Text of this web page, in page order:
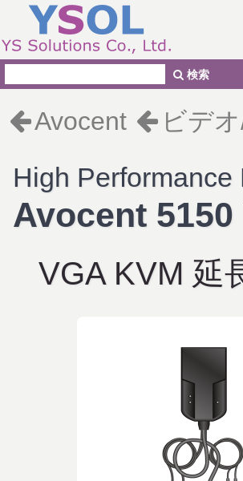
Avocent ビデ
High Performance
Avocent
VGA KVM 延
検索